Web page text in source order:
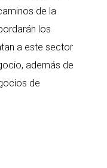
de la
los
a este sector
además de
de